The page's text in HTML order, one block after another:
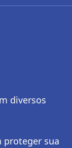
diversos
proteger sua